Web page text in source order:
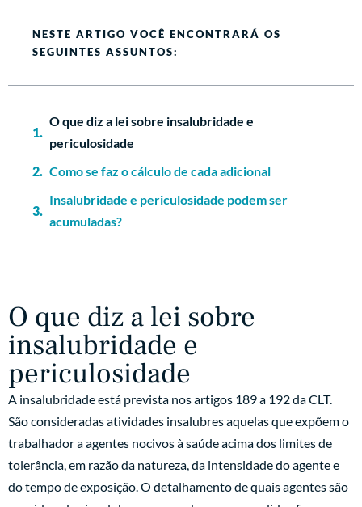
NESTE ARTIGO VOCÊ ENCONTRARÁ OS
SEGUINTES ASSUNTOS:
O que diz a lei sobre insalubridade e
periculosidade
Como se faz o cálculo de cada adicional
Insalubridade e periculosidade podem ser
acumuladas?
O que diz a lei sobre
insalubridade e
periculosidade
A insalubridade está prevista nos artigos 189 a 192 da CLT.
São consideradas atividades insalubres aquelas que expõem o
trabalhador a agentes nocivos à saúde acima dos limites de
tolerância, em razão da natureza, da intensidade do agente e
do tempo de exposição. O detalhamento de quais agentes são